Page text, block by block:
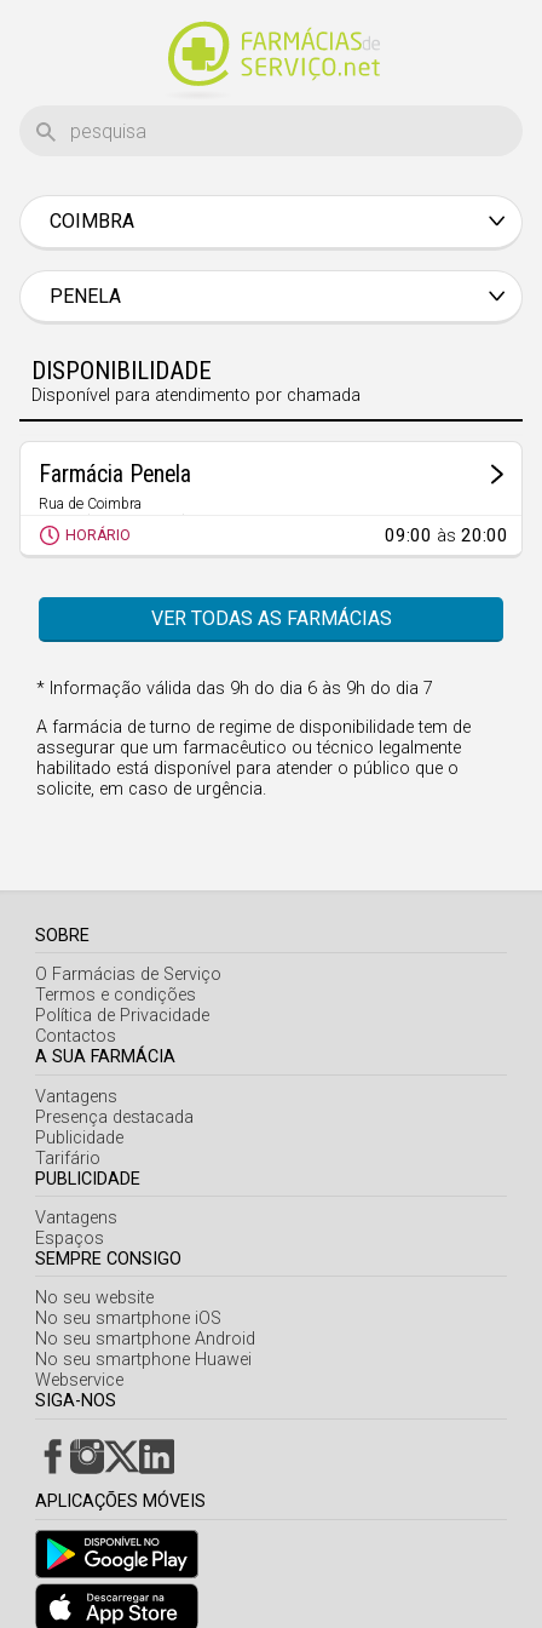
COIMBRA
Braga
Bragança
Évora
Faro
Portalegre
Porto
Santarém
Viana do Castelo
Vila Real
Viseu
Madeira
Açores
PENELA
DISPONIBILIDADE
Disponível para atendimento por chamada
Farmácia Penela
Rua de Coimbra
Penela (Santa Eufémia)
HORÁRIO 09:00 às20:00
VER TODAS AS FARMÁCIAS
* Informação válida das 9h do dia 6 às 9h do dia 7
A farmácia de turno de regime de disponibilidade tem de
assegurar que um farmacêutico ou técnico legalmente
habilitado está disponível para atender o público que o
solicite, em caso de urgência.
SOBRE
O Farmácias de Serviço
Termos e condições
Política de Privacidade
Contactos
A SUA FARMÁCIA
Vantagens
Presença destacada
Publicidade
Tarifário
PUBLICIDADE
Vantagens
Espaços
SEMPRE CONSIGO
No seu website
No seu smartphone iOS
No seu smartphone Android
No seu smartphone Huawei
Webservice
SIGA-NOS
APLICAÇÕES MÓVEIS